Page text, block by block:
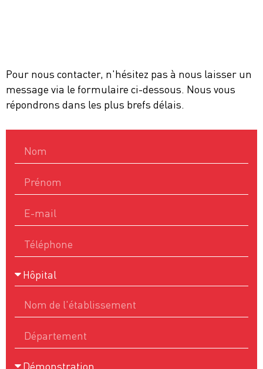
Pour nous contacter, n'hésitez pas à nous laisser un
message via le formulaire ci-dessous. Nous vous
répondrons dans les plus brefs délais.